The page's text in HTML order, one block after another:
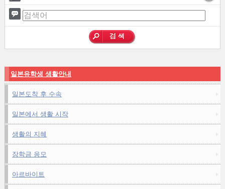
일본유학생 생활안내
일본도착 후 수속
일본에서 생활 시작
생활의 지혜
장학금 응모
아르바이트